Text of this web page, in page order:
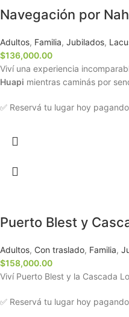
Navegación por
Adultos, Familia, Jubilados,
$136,000.00
Viví una experiencia
Huapi mientras caminás por
✅ Reservá tu lugar hoy
Puerto Blest y
Adultos, Con traslado, Familia,
$158,000.00
Viví Puerto Blest y la Cascada
✅ Reservá tu lugar hoy